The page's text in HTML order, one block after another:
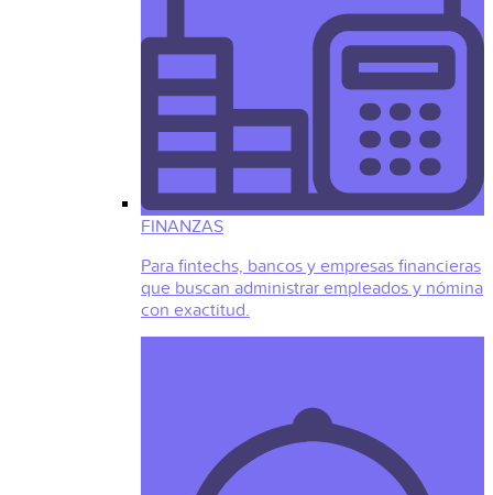
FINANZAS
Para fintechs, bancos y empresas financieras
que buscan administrar empleados y nómina
con exactitud.